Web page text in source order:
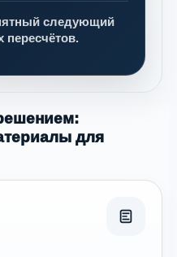
следующий
пересчётов.
для